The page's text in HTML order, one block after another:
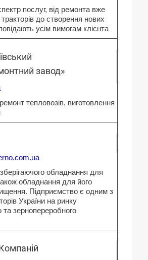
послуг, від ремонта вже
до створення нових
усім вимогам клієнта
завод»
тепловозів, виготовлення
обладнання для
обладнання для його
Підприємство є одним з
України на ринку
та зернопереробного